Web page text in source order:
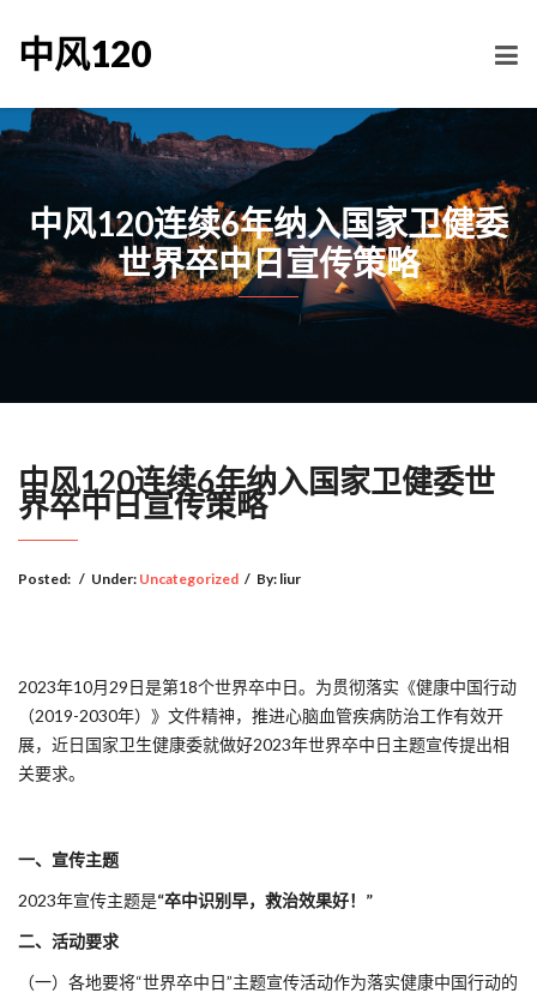
中风120
中风120连续6年纳入国家卫健委
世界卒中日宣传策略
中风120连续6年纳入国家卫健委世
界卒中日宣传策略
Posted: / Under: Uncategorized / By: liur
2023年10月29日是第18个世界卒中日。为贯彻落实《健康中国行动
（2019-2030年）》文件精神，推进心脑血管疾病防治工作有效开
展，近日国家卫生健康委就做好2023年世界卒中日主题宣传提出相
关要求。
一、 宣传主题
2023年宣传主题是“卒中识别早，救治效果好！”
二、 活动要求
（一）各地要将“世界卒中日”主题宣传活动作为落实健康中国行动的